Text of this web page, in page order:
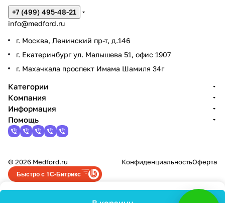
+7 (499) 495-48-21
info@medford.ru
г. Москва, Ленинский пр-т, д.146
г. Екатеринбург ул. Малышева 51, офис 1907
г. Махачкала проспект Имама Шамиля 34г
Категории
Компания
Информация
Помощь
© 2026 Medford.ru КонфиденциальностьОферта
Быстро с 1С-Битрикс